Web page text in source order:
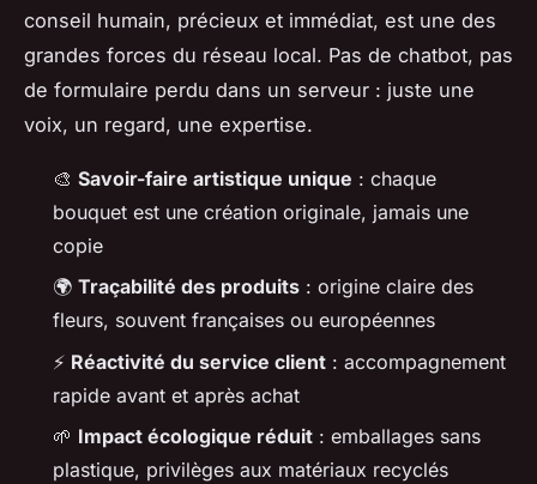
conseil humain, précieux et immédiat, est une des
grandes forces du réseau local. Pas de chatbot, pas
de formulaire perdu dans un serveur : juste une
voix, un regard, une expertise.
🎨 Savoir-faire artistique unique : chaque
bouquet est une création originale, jamais une
copie
🌍 Traçabilité des produits : origine claire des
fleurs, souvent françaises ou européennes
⚡ Réactivité du service client : accompagnement
rapide avant et après achat
🌱 Impact écologique réduit : emballages sans
plastique, privilèges aux matériaux recyclés